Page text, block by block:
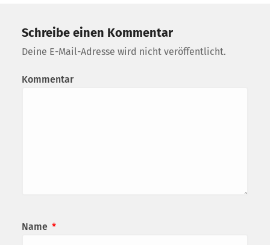
Schreibe einen Kommentar
Deine E-Mail-Adresse wird nicht veröffentlicht.
Kommentar
Name *